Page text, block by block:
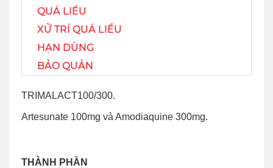
QUÁ LIỀU
XỬ TRÍ QUÁ LIỀU
HẠN DÙNG
BẢO QUẢN
TRIMALACT100/300.
Artesunate 100mg và Amodiaquine 300mg.
THÀNH PHẦN